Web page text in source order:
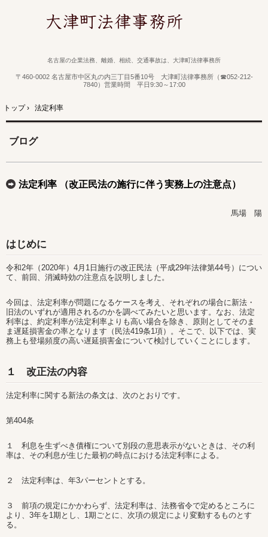
名古屋の企業法務、離婚、相続、交通事故は、大津町法律事務所
〒460-0002 名古屋市中区丸の内三丁目5番10号 大津町法律事務所（☎052-212-
7840）営業時間 平日9:30～17:00
トップ› 法定利率
ブログ
法定利率 （改正民法の施行に伴う実務上の注意点）
馬場 陽
はじめに
令和2年（2020年）4月1日施行の改正民法（平成29年法律第44号）につい
て、前回、消滅時効の注意点を説明しました。
今回は、法定利率が問題になるケースを考え、それぞれの場合に新法・
旧法のいずれが適用されるのかを調べてみたいと思います。なお、法定
利率は、約定利率が法定利率よりも高い場合を除き、原則としてそのま
ま遅延損害金の率となります（民法419条1項）。そこで、以下では、実
務上も登場頻度の高い遅延損害金について検討していくことにします。
１ 改正法の内容
法定利率に関する新法の条文は、次のとおりです。
第404条
１ 利息を生ずべき債権について別段の意思表示がないときは、その利
率は、その利息が生じた最初の時点における法定利率による。
２ 法定利率は、年3パーセントとする。
３ 前項の規定にかかわらず、法定利率は、法務省令で定めるところに
より、3年を1期とし、1期ごとに、次項の規定により変動するものとす
る。